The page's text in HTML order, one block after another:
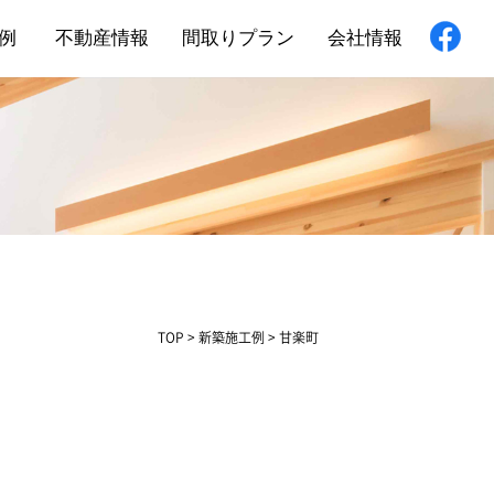
住宅
不動産情報 間取りプラン 会社情報
TOP > 新築施工例 > 甘楽町